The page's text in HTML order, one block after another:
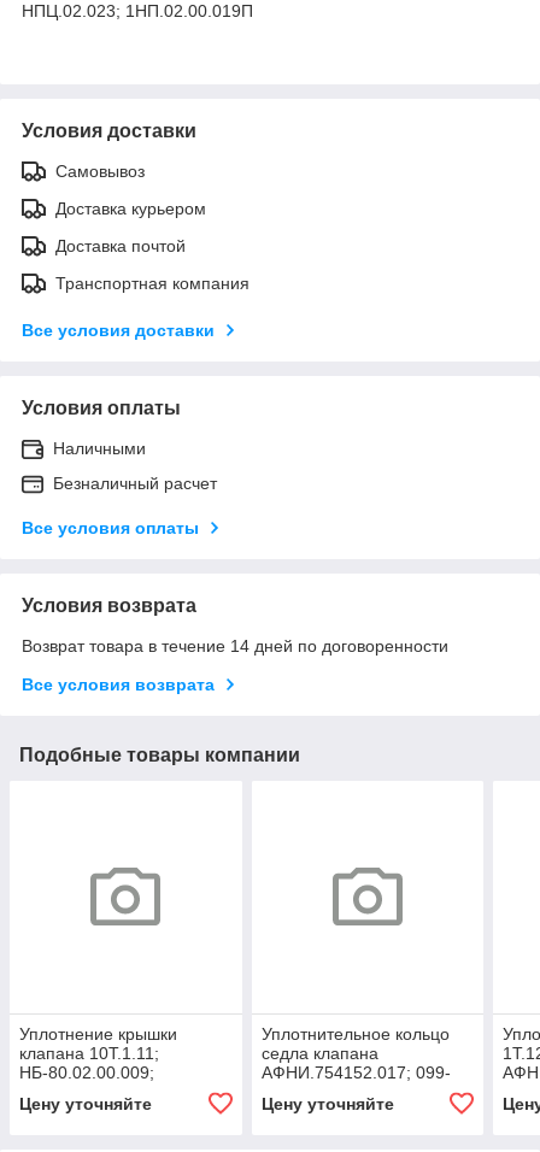
НПЦ.02.023; 1НП.02.00.019П
Условия доставки
Самовывоз
Доставка курьером
Доставка почтой
Транспортная компания
Все условия доставки
Условия оплаты
Наличными
Безналичный расчет
Все условия оплаты
Условия возврата
Возврат товара в течение 14 дней по договоренности
Все условия возврата
Подобные товары компании
Уплотнение крышки
клапана 10Т.1.11;
НБ-80.02.00.009;
НПЦ.02.008; 3420-130022
Цену уточняйте
Уплотнительное кольцо
седла клапана
АФНИ.754152.017; 099-
5Т.65;1НП.02.00.009П;
Цену уточняйте